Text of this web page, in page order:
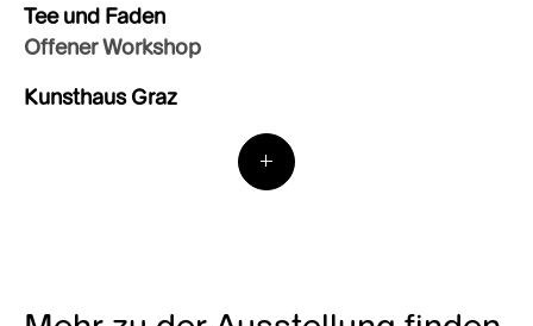
Tee und Faden
Offener Workshop
Kunsthaus Graz